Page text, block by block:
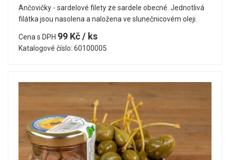
Ančovičky - sardelové filety ze sardele obecné. Jednotlivá
filátka jsou nasolena a naložena ve slunečnicovém oleji.
Cena s DPH 99 Kč / ks
Katalogové číslo: 60100005